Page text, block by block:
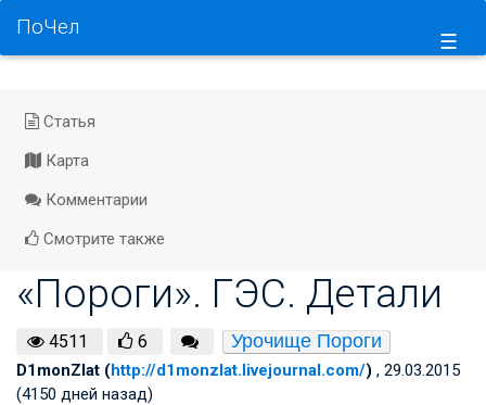
☰
ПоЧел
Статья
Карта
Комментарии
Смотрите также
«Пороги». ГЭС. Детали
4511 6 Урочище Пороги
D1monZlat (http://d1monzlat.livejournal.com/) , 29.03.2015
(4150 дней назад)